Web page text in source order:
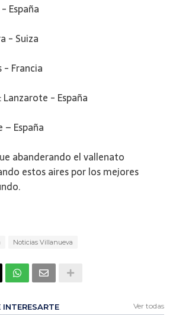
España
- Suiza
- Francia
- España
– España
abanderando el vallenato
estos aires por los mejores
Noticias Villanueva
Ver todas